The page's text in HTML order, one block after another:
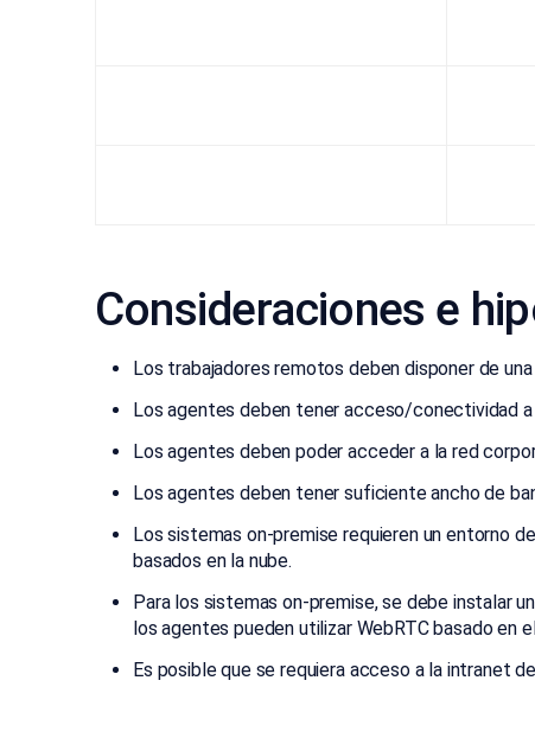
Consideraciones e
Los trabajadores remotos deben disponer de
Los agentes deben tener acceso/conectividad
Los agentes deben poder acceder a la red
Los agentes deben tener suficiente ancho de
Los sistemas on-premise requieren un entorno
basados en la nube.
Para los sistemas on-premise, se debe instalar
los agentes pueden utilizar WebRTC basado en
Es posible que se requiera acceso a la intranet